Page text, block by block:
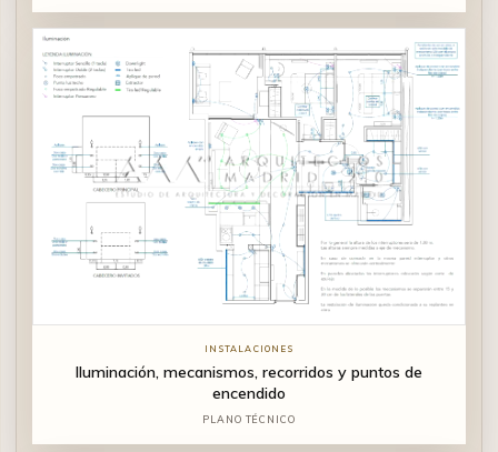
INSTALACIONES
Iluminación, mecanismos, recorridos y puntos de
encendido
PLANO TÉCNICO